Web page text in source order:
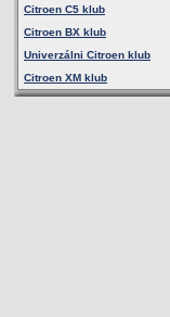
Citroen C5 klub
Citroen BX klub
Univerzálni Citroen klub
Citroen XM klub